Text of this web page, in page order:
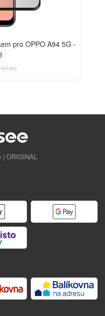
pro OPPO A94 5G -
Kč
| ORIGINAL